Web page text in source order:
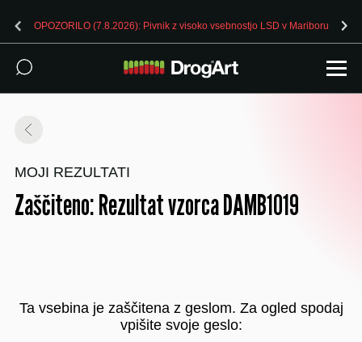
OPOZORILO (7.8.2026): Pivnik z visoko vsebnostjo LSD v Mariboru
MOJI REZULTATI
Zaščiteno: Rezultat vzorca DAMB1019
Ta vsebina je zaščitena z geslom. Za ogled spodaj
vpišite svoje geslo: